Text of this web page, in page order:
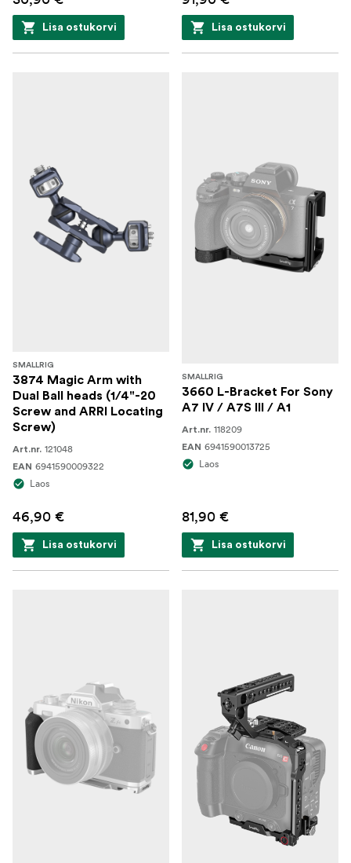
Lisa ostukorvi Lisa ostukorvi
SMALLRIG
3874 Magic Arm with
Dual Ball heads (1/4"-20
Screw and ARRI Locating
Screw)
Art.nr. 121048
EAN 6941590009322
Laos
46,90 €
Lisa ostukorvi
SMALLRIG
3660 L-Bracket For Sony
A7 IV / A7S III / A1
Art.nr. 118209
EAN 6941590013725
Laos
81,90 €
Lisa ostukorvi